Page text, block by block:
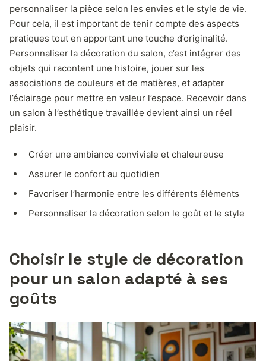
personnaliser la pièce selon les envies et le style de vie.
Pour cela, il est important de tenir compte des aspects
pratiques tout en apportant une touche d’originalité.
Personnaliser la décoration du salon, c’est intégrer des
objets qui racontent une histoire, jouer sur les
associations de couleurs et de matières, et adapter
l’éclairage pour mettre en valeur l’espace. Recevoir dans
un salon à l’esthétique travaillée devient ainsi un réel
plaisir.
Créer une ambiance conviviale et chaleureuse
Assurer le confort au quotidien
Favoriser l’harmonie entre les différents éléments
Personnaliser la décoration selon le goût et le style
Choisir le style de décoration
pour un salon adapté à ses
goûts